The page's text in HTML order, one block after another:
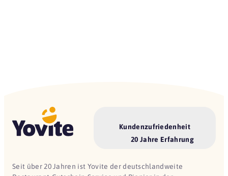
Kundenzufriedenheit
20 Jahre Erfahrung
Seit über 20 Jahren ist Yovite der deutschlandweite